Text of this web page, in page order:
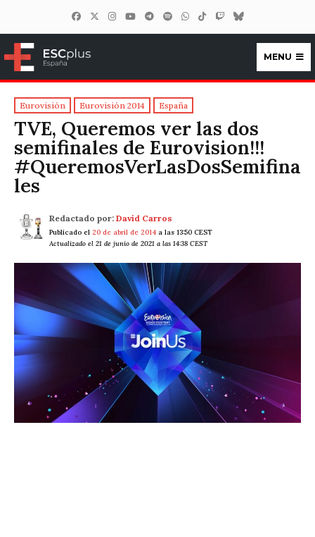
ESCplus España
MENU
Eurovisión Eurovisión 2014 España
TVE, Queremos ver las dos
semifinales de Eurovision!!!
#QueremosVerLasDosSemifina
les
Redactado por: David Carros
Publicado el 20 de abril de 2014 a las 13:50 CEST
Actualizado el 21 de junio de 2021 a las 14:38 CEST